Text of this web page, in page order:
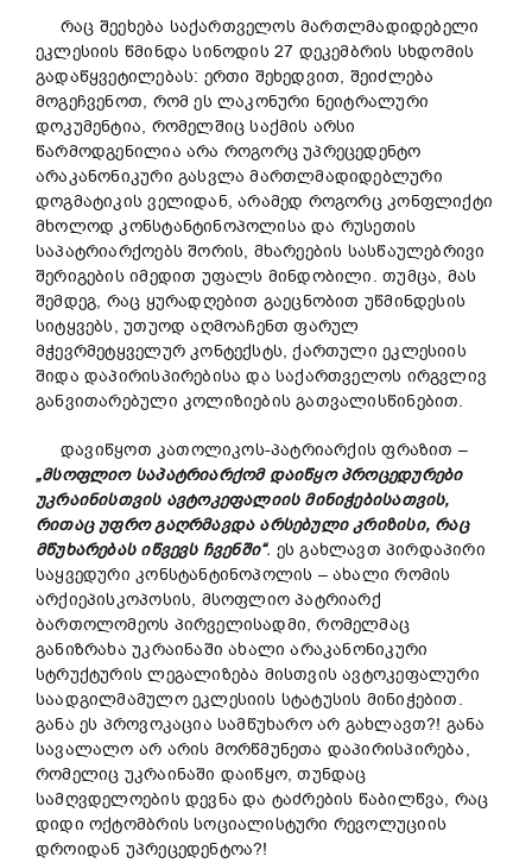
რაც შეეხება საქართველოს მართლმადიდებელი
ეკლესიის წმინდა სინოდის 27 დეკემბრის სხდომის
გადაწყვეტილებას: ერთი შეხედვით, შეიძლება
მოგეჩვენოთ, რომ ეს ლაკონური ნეიტრალური
დოკუმენტია, რომელშიც საქმის არსი
წარმოდგენილია არა როგორც უპრეცედენტო
არაკანონიკური გასვლა მართლმადიდებლური
დოგმატიკის ველიდან, არამედ როგორც კონფლიქტი
მხოლოდ კონსტანტინოპოლისა და რუსეთის
საპატრიარქოებს შორის, მხარეების სასწაულებრივი
შერიგების იმედით უფალს მინდობილი. თუმცა, მას
შემდეგ, რაც ყურადღებით გაეცნობით უწმინდესის
სიტყვებს, უთუოდ აღმოაჩენთ ფარულ
მჭევრმეტყველურ კონტექსტს, ქართული ეკლესიის
შიდა დაპირისპირებისა და საქართველოს ირგვლივ
განვითარებული კოლიზიების გათვალისწინებით.
დავიწყოთ კათოლიკოს-პატრიარქის ფრაზით –
„მსოფლიო საპატრიარქომ დაიწყო პროცედურები
უკრაინისთვის ავტოკეფალიის მინიჭებისათვის,
რითაც უფრო გაღრმავდა არსებული კრიზისი, რაც
მწუხარებას იწვევს ჩვენში“. ეს გახლავთ პირდაპირი
საყვედური კონსტანტინოპოლის – ახალი რომის
არქიეპისკოპოსის, მსოფლიო პატრიარქ
ბართოლომეოს პირველისადმი, რომელმაც
განიზრახა უკრაინაში ახალი არაკანონიკური
სტრუქტურის ლეგალიზება მისთვის ავტოკეფალური
საადგილმამულო ეკლესიის სტატუსის მინიჭებით.
განა ეს პროვოკაცია სამწუხარო არ გახლავთ?! განა
სავალალო არ არის მორწმუნეთა დაპირისპირება,
რომელიც უკრაინაში დაიწყო, თუნდაც
სამღვდელოების დევნა და ტაძრების წაბილწვა, რაც
დიდი ოქტომბრის სოციალისტური რევოლუციის
დროიდან უპრეცედენტოა?!